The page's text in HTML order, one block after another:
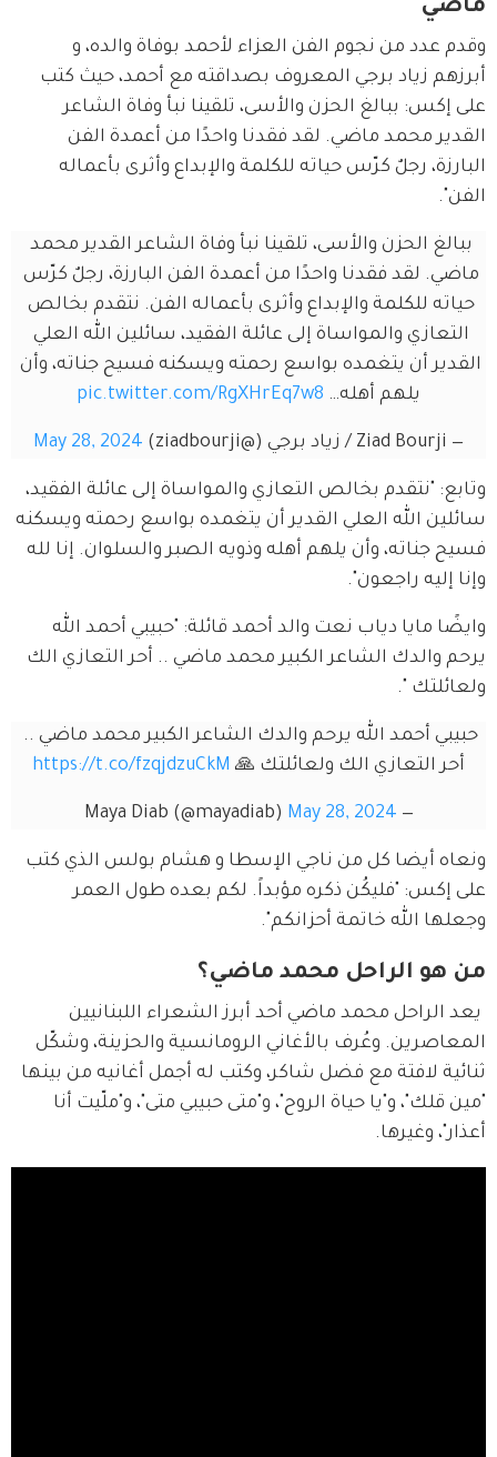
ماضي
وقدم عدد من نجوم الفن العزاء لأحمد بوفاة والده، و
أبرزهم زياد برجي المعروف بصداقته مع أحمد، حيث كتب
على إكس: ببالغ الحزن والأسى، تلقينا نبأ وفاة الشاعر
القدير محمد ماضي. لقد فقدنا واحدًا من أعمدة الفن
البارزة، رجلٌ كرّس حياته للكلمة والإبداع وأثرى بأعماله
الفن".
ببالغ الحزن والأسى، تلقينا نبأ وفاة الشاعر القدير محمد
ماضي. لقد فقدنا واحدًا من أعمدة الفن البارزة، رجلٌ كرّس
حياته للكلمة والإبداع وأثرى بأعماله الفن. نتقدم بخالص
التعازي والمواساة إلى عائلة الفقيد، سائلين الله العلي
القدير أن يتغمده بواسع رحمته ويسكنه فسيح جناته، وأن
يلهم أهله… pic.twitter.com/RgXHrEq7w8
— Ziad Bourji / زياد برجي (@ziadbourji) May 28, 2024
وتابع: "نتقدم بخالص التعازي والمواساة إلى عائلة الفقيد،
سائلين الله العلي القدير أن يتغمده بواسع رحمته ويسكنه
فسيح جناته، وأن يلهم أهله وذويه الصبر والسلوان. إنا لله
وإنا إليه راجعون".
وايضًا مايا دياب نعت والد أحمد قائلة: "حبيبي أحمد الله
يرحم والدك الشاعر الكبير محمد ماضي .. أحر التعازي الك
ولعائلتك ".
حبيبي أحمد الله يرحم والدك الشاعر الكبير محمد ماضي ..
أحر التعازي الك ولعائلتك 🙏 https://t.co/fzqjdzuCkM
— Maya Diab (@mayadiab)
May 28, 2024
ونعاه أيضا كل من ناجي الإسطا و هشام بولس الذي كتب
على إكس: "فليكُن ذكره مؤبداً. لكم بعده طول العمر
وجعلها الله خاتمة أحزانكم".
من هو الراحل محمد ماضي؟
يعد الراحل محمد ماضي أحد أبرز الشعراء اللبنانيين
المعاصرين. وعُرف بالأغاني الرومانسية والحزينة، وشكّل
ثنائية لافتة مع فضل شاكر، وكتب له أجمل أغانيه من بينها
"مين قلك"، و"يا حياة الروح"، و"متى حبيبي متى"، و"ملّيت أنا
أعذار"، وغيرها.